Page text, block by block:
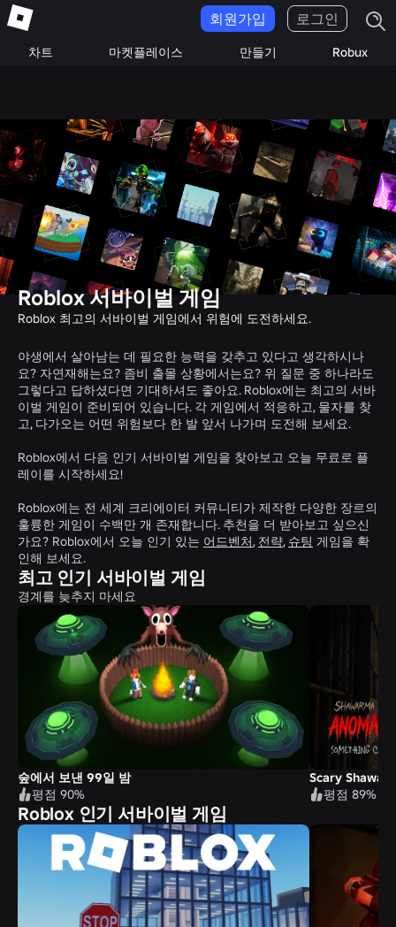
차트 마켓플레이스 만들기 Robux
회원가입 로그인
Roblox 서바이벌 게임
Roblox 최고의 서바이벌 게임에서 위험에 도전하세요.
야생에서 살아남는 데 필요한 능력을 갖추고 있다고 생각하시나
요? 자연재해는요? 좀비 출몰 상황에서는요? 위 질문 중 하나라도
그렇다고 답하셨다면 기대하셔도 좋아요. Roblox에는 최고의 서바
이벌 게임이 준비되어 있습니다. 각 게임에서 적응하고, 물자를 찾
고, 다가오는 어떤 위험보다 한 발 앞서 나가며 도전해 보세요.
Roblox에서 다음 인기 서바이벌 게임을 찾아보고 오늘 무료로 플
레이를 시작하세요!
Roblox에는 전 세계 크리에이터 커뮤니티가 제작한 다양한 장르의
훌륭한 게임이 수백만 개 존재합니다. 추천을 더 받아보고 싶으신
가요? Roblox에서 오늘 인기 있는 어드벤처, 전략, 슈팅 게임을 확
인해 보세요.
최고 인기 서바이벌 게임
경계를 늦추지 마세요
숲에서 보낸 99일 밤
평점 90%
Scary
평점 89%
Roblox 인기 서바이벌 게임